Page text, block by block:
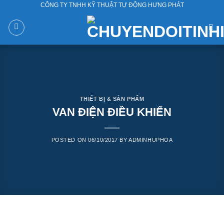
content
CÔNG TY TNHH KỸ THUẬT TỰ ĐỘNG HƯNG PHÁT
THIẾT BỊ & SẢN PHẨM
VAN ĐIỆN ĐIỀU KHIỂN
POSTED ON06/10/2017 BYADMINHUPHOA